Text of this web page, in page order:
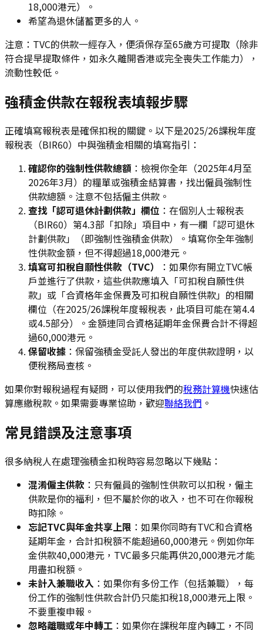
18,000港元）。
希望為退休儲蓄更多的人。
注意：TVC的供款一經存入，便須保存至65歲方可提取（除非
符合提早提取條件，如永久離開香港或完全喪失工作能力），
流動性較低。
強積金供款在報稅表填報步驟
正確填寫報稅表是確保扣稅的關鍵。以下是2025/26課稅年度
報稅表（BIR60）中與強積金相關的填寫指引：
確認你的強制性供款總額 ：檢視你全年（2025年4月至
2026年3月）的糧單或強積金結算書，找出僱員強制性
供款總額。注意不包括僱主供款。
查找「認可退休計劃供款」欄位 ：在個別人士報稅表
（BIR60）第4.3部「扣除」項目中，有一欄「認可退休
計劃供款」（即強制性強積金供款）。填寫你全年強制
性供款金額，但不得超過18,000港元。
填寫可扣稅自願性供款（TVC）
：如果你有開立TVC帳
戶並進行了供款，這些供款應填入「可扣稅自願性供
款」或「合資格年金保費及可扣稅自願性供款」的相關
欄位（在2025/26課稅年度報稅表，此項目可能在第4.4
或4.5部分）。金額連同合資格延期年金保費合計不得超
過60,000港元。
保留收據 ：保留強積金受託人發出的年度供款證明，以
便稅務局查核。
如果你對報稅過程有疑問，可以使用我們的稅務計算機快速估
算應繳稅款。如果需要專業協助，歡迎聯絡我們 。
常見錯誤及注意事項
很多納稅人在處理強積金扣稅時容易忽略以下幾點：
混淆僱主供款 ：只有僱員的強制性供款可以扣稅，僱主
供款是你的福利，但不屬於你的收入，也不可在你報稅
時扣除。
忘記TVC與年金共享上限 ：如果你同時有TVC和合資格
延期年金，合計扣稅額不能超過60,000港元。例如你年
金供款40,000港元，TVC最多只能再供20,000港元才能
用盡扣稅額。
未計入兼職收入 ：如果你有多份工作（包括兼職），每
份工作的強制性供款合計仍只能扣稅18,000港元上限。
不要重複申報。
忽略離職或年中轉工 ：如果你在課稅年度內轉工，不同